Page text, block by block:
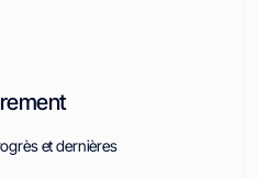
et dernières